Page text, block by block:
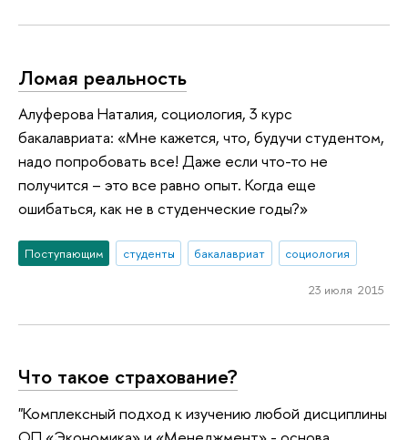
Ломая реальность
Алуферова Наталия, социология, 3 курс
бакалавриата: «Мне кажется, что, будучи студентом,
надо попробовать все! Даже если что-то не
получится – это все равно опыт. Когда еще
ошибаться, как не в студенческие годы?»
Поступающим студенты бакалавриат социология
23 июля 2015
Что такое страхование?
"Комплексный подход к изучению любой дисциплины